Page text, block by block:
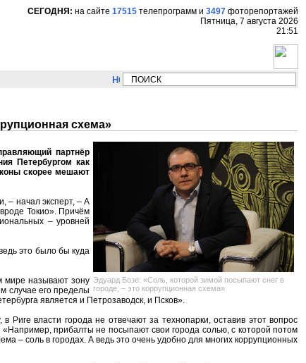
СЕГОДНЯ: на сайте 17515 телепрограмм и 3497 фоторепортажей
Пятница, 7 августа 2026
21:51
НОВОСТИ: Сергей Цыпляев "Мир как
схема»
Эдуард Бозе: «Соль, которой зимой посыпают снег в
городе, – это коррупционная схема»
партнёр
Петербургом как
скорее мешают
– начал эксперт, – А
Токио». Причём
– уровней
это было бы куда
мире называют зону
случае его пределы
является и Петрозаводск, и Псков».
власти города не отвечают за технопарки, оставив этот вопрос
прибалты не посыпают свои города солью, с которой потом
– соль в городах. А ведь это очень удобно для многих коррупционных